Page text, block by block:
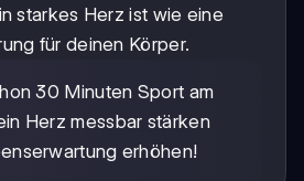
starkes Herz ist wie eine
für deinen Körper.
30 Minuten Sport am
Herz messbar stärken
erhöhen!